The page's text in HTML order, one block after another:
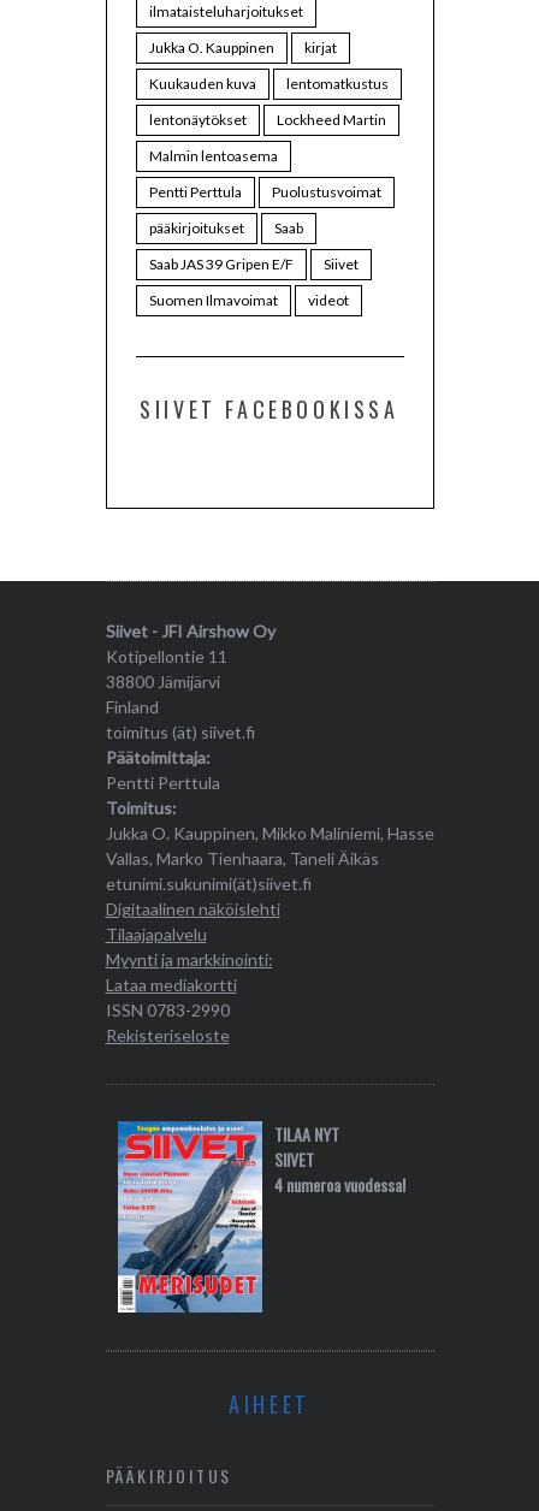
ilmataisteluharjoitukset
Jukka O. Kauppinen
kirjat
Kuukauden kuva
lentomatkustus
lentonäytökset
Lockheed Martin
Malmin lentoasema
Pentti Perttula
Puolustusvoimat
pääkirjoitukset
Saab
Saab JAS 39 Gripen E/F
Siivet
Suomen Ilmavoimat
videot
SIIVET FACEBOOKISSA
Siivet - JFI Airshow Oy
Kotipellontie 11
38800 Jämijärvi
Finland
toimitus (ät) siivet.fi
Päätoimittaja:
Pentti Perttula
Toimitus:
Jukka O. Kauppinen, Mikko Maliniemi, Hasse
Vallas, Marko Tienhaara, Taneli Äikäs
etunimi.sukunimi(ät)siivet.fi
Digitaalinen näköislehti
Tilaajapalvelu
Myynti ja markkinointi:
Lataa mediakortti
ISSN 0783-2990
Rekisteriseloste
TILAA NYT
SIIVET
4 numeroa vuodessa!
AIHEET
PÄÄKIRJOITUS